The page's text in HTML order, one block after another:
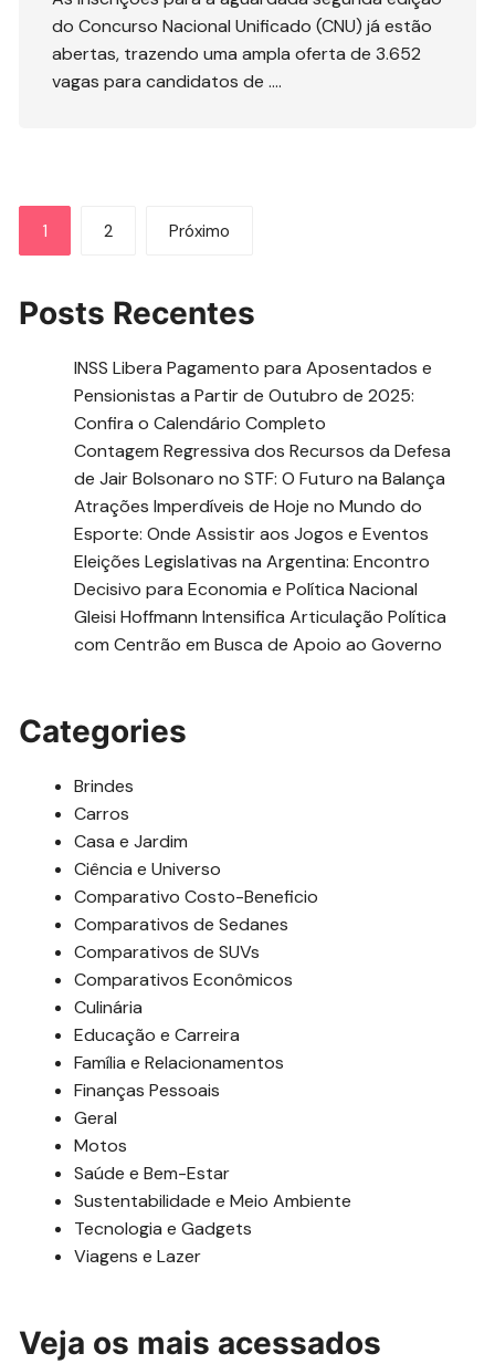
do Concurso Nacional Unificado (CNU) já estão
abertas, trazendo uma ampla oferta de 3.652
vagas para candidatos de ….
Paginação
de
posts
1 2 Próximo
Posts Recentes
INSS Libera Pagamento para Aposentados e
Pensionistas a Partir de Outubro de 2025:
Confira o Calendário Completo
Contagem Regressiva dos Recursos da Defesa
de Jair Bolsonaro no STF: O Futuro na Balança
Atrações Imperdíveis de Hoje no Mundo do
Esporte: Onde Assistir aos Jogos e Eventos
Eleições Legislativas na Argentina: Encontro
Decisivo para Economia e Política Nacional
Gleisi Hoffmann Intensifica Articulação Política
com Centrão em Busca de Apoio ao Governo
Categories
Brindes
Carros
Casa e Jardim
Ciência e Universo
Comparativo Costo-Beneficio
Comparativos de Sedanes
Comparativos de SUVs
Comparativos Econômicos
Culinária
Educação e Carreira
Família e Relacionamentos
Finanças Pessoais
Geral
Motos
Saúde e Bem-Estar
Sustentabilidade e Meio Ambiente
Tecnologia e Gadgets
Viagens e Lazer
Veja os mais acessados